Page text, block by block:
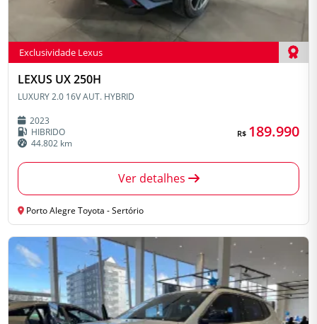
Exclusividade Lexus
LEXUS UX 250H
LUXURY 2.0 16V AUT. HYBRID
2023
HIBRIDO
44.802 km
R$ 189.990
Ver detalhes
Porto Alegre Toyota - Sertório